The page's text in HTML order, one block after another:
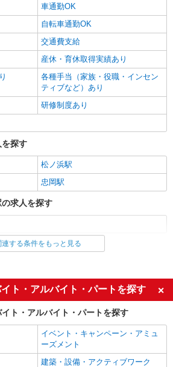
詳細を見る
車通勤OK
自転車通勤OK
交通費支給
産休・育休取得実績あり
各種手当（家族・役職・インセン
ティブなど）あり
研修制度あり
を探す
松ノ浜駅
忠岡駅
求人を探す
津駅の求人を探す
求人を探す
未経験歓迎
新卒・第二新卒歓迎
主婦・主夫歓迎
学歴不問
連する条件をもっと見る
ト・アルバイト・パートを探す
ト・アルバイト・パートを探す
イベント・キャンペーン・アミュ
ーズメント
建築・設備・アクティブワーク